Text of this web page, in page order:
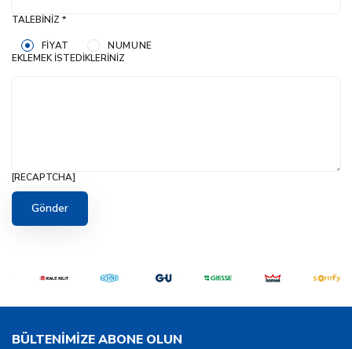
TALEBINIZ *
FIYAT
NUMUNE
EKLEMEK İSTEDIKLERINIZ
[RECAPTCHA]
BÜLTENİMİZE ABONE OLUN